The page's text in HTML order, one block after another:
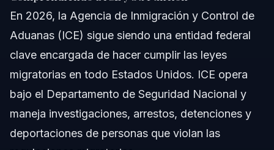
Fuentes y Referencias
En 2026, la Agencia de Inmigración y Control de
Aduanas (ICE) sigue siendo una entidad federal
clave encargada de hacer cumplir las leyes
migratorias en todo Estados Unidos. ICE opera
bajo el Departamento de Seguridad Nacional y
maneja investigaciones, arrestos, detenciones y
deportaciones de personas que violan las